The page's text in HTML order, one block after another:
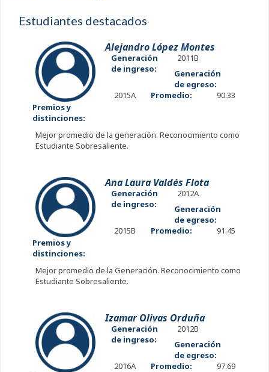
Estudiantes destacados
Alejandro López Montes
Generación
de ingreso:
2011B
Generación
de egreso:
2015A
Promedio:
90.33
Premios y
distinciones:
Mejor promedio de la generación. Reconocimiento como
Estudiante Sobresaliente.
Ana Laura Valdés Flota
Generación
de ingreso:
2012A
Generación
de egreso:
2015B
Promedio:
91.45
Premios y
distinciones:
Mejor promedio de la Generación. Reconocimiento como
Estudiante Sobresaliente.
Izamar Olivas Orduña
Generación
de ingreso:
2012B
Generación
de egreso:
2016A
Promedio:
97.69